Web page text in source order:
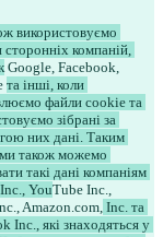
використовуємо
сторонніх компаній,
Google, Facebook,
та інші, коли
файли cookie та
зібрані за
них дані. Таким
також можемо
такі дані компаніям
YouTube Inc.,
Amazon.com, Inc. та
Inc., які знаходяться у